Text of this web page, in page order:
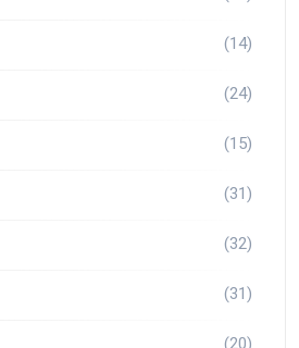
(14)
(24)
(15)
(31)
(32)
(31)
(20)